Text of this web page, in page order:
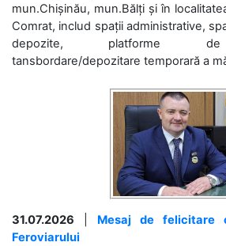
mun.Chișinău, mun.Bălți și în
Comrat, includ spații administrative,
depozite, platforme de
tansbordare/depozitare temporară a
31.07.2026
Mesaj de felicitare
Feroviarului